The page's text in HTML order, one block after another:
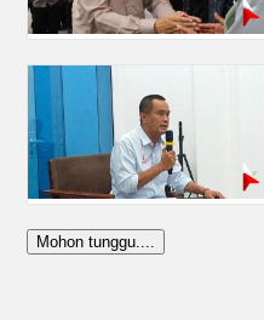
Mohon tunggu....